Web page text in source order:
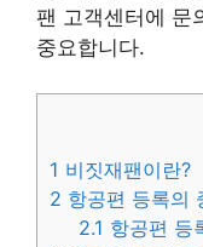
팬 고객센터에 문
중요합니다.
1 비짓재팬이란?
2 항공편 등록의
2.1 항공편 등